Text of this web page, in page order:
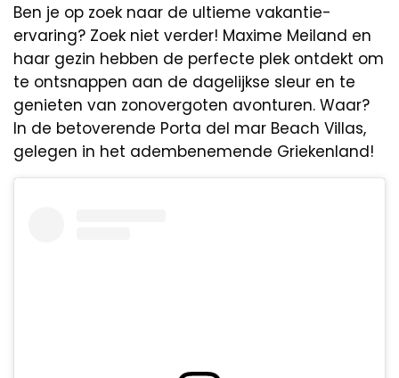
Ben je op zoek naar de ultieme vakantie-
ervaring? Zoek niet verder! Maxime Meiland en
haar gezin hebben de perfecte plek ontdekt om
te ontsnappen aan de dagelijkse sleur en te
genieten van zonovergoten avonturen. Waar?
In de betoverende Porta del mar Beach Villas,
gelegen in het adembenemende Griekenland!